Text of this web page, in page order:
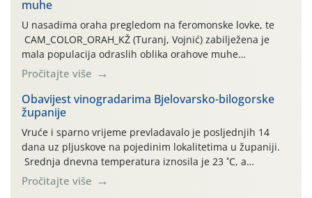
temperature zraka svakodnevno […]
muhe
U nasadima oraha pregledom na feromonske lovke, te
CAM_COLOR_ORAH_KŽ (Turanj, Vojnić) zabilježena je
mala populacija odraslih oblika orahove muhe
(Rhagoletis completa). Niska brojnost može se objasniti
činjenicom da je riječ o mladim nasadima s vrlo malim
urodom, što je povezano i s manjim brojem prezimjelih
jedinki. U starijim nasadima, na žutim ljepljivim Rebell
pločama s […]
Pročitajte više
Obavijest vinogradarima Bjelovarsko-bilogorske
županije
Vruće i sparno vrijeme prevladavalo je posljednjih 14
dana uz pljuskove na pojedinim lokalitetima u županiji.
Srednja dnevna temperatura iznosila je 23 ˚C, a
maksimalne su posljednjih dana dosezale do 35 ˚C.
Simptome plamenjače vinove loze (Plasmoparas
Pročitajte više